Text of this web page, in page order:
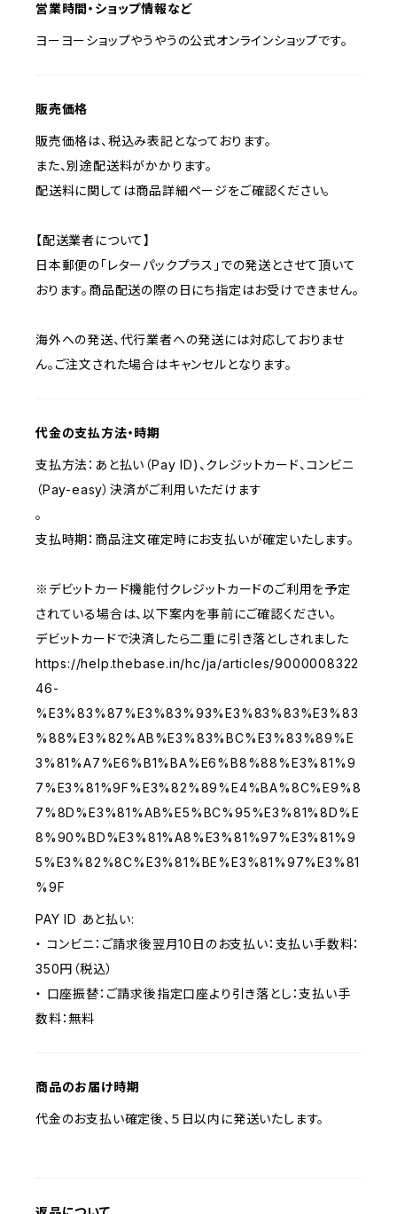
営業時間・ショップ情報など
ヨーヨーショップやうやうの公式オンラインショップです。
販売価格
販売価格は、税込み表記となっております。
また、別途配送料がかかります。
配送料に関しては商品詳細ページをご確認ください。
【配送業者について】
日本郵便の「レターパックプラス」での発送とさせて頂いて
おります。商品配送の際の日にち指定はお受けできません。
海外への発送、代行業者への発送には対応しておりませ
ん。ご注文された場合はキャンセルとなります。
代金の支払方法・時期
支払方法：あと払い（Pay ID)、クレジットカード、コンビニ
（Pay-easy）決済がご利用いただけます
。
支払時期：商品注文確定時にお支払いが確定いたします。
※デビットカード機能付クレジットカードのご利用を予定
されている場合は、以下案内を事前にご確認ください。
デビットカードで決済したら二重に引き落としされました
https://help.thebase.in/hc/ja/articles/9000008322
46-
%E3%83%87%E3%83%93%E3%83%83%E3%83
%88%E3%82%AB%E3%83%BC%E3%83%89%E
3%81%A7%E6%B1%BA%E6%B8%88%E3%81%9
7%E3%81%9F%E3%82%89%E4%BA%8C%E9%8
7%8D%E3%81%AB%E5%BC%95%E3%81%8D%E
8%90%BD%E3%81%A8%E3%81%97%E3%81%9
5%E3%82%8C%E3%81%BE%E3%81%97%E3%81
%9F
PAY ID あと払い:
・ コンビニ：ご請求後翌月10日のお支払い：支払い手数料：
350円（税込）
・ 口座振替：ご請求後指定口座より引き落とし：支払い手
数料：無料
商品のお届け時期
代金のお支払い確定後、５日以内に発送いたします。